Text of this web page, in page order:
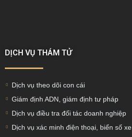
DỊCH VỤ THÁM TỬ
Dịch vụ theo dõi con cái
Giám định ADN, giám định tư pháp
Dịch vụ điều tra đối tác doanh nghiệp
Dịch vụ xác minh điện thoại, biển số xe